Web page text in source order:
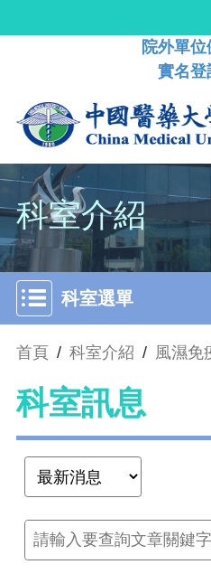
院外單
實名登
科室介紹
科室選單
首頁 / 科室介紹 / 風濕免
科室訊息